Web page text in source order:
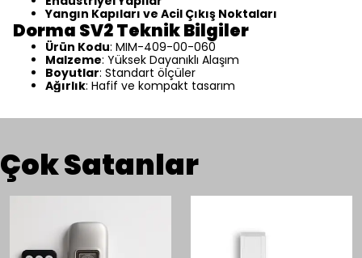
Yangın Kapıları ve Acil Çıkış Noktaları
Dorma SV2 Teknik Bilgiler
Ürün Kodu: MIM-409-00-060
Malzeme: Yüksek Dayanıklı Alaşım
Boyutlar: Standart ölçüler
Ağırlık: Hafif ve kompakt tasarım
Çok Satanlar